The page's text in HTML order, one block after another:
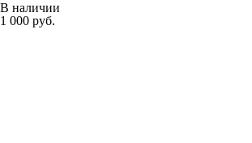
В наличии
1 000 руб.